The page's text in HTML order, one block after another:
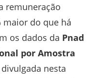
remuneração
maior do que há
os dados da Pnad
por Amostra
divulgada nesta